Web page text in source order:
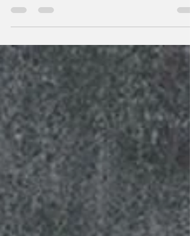
Mehrheit der deutschen Wähler will B90/Die
Grünen nicht. Bei der letzten Bundestagswahl im
Jahre 2021 lag ihr Zweitstimmenanteil bei
15% (14,8% genau). Das heißt, 85% der Wähler
unserem Land hatten dieser Partei seinerzeit
Regierungsmandat erteilt. Trotzdem wurde sie
durch Koalition